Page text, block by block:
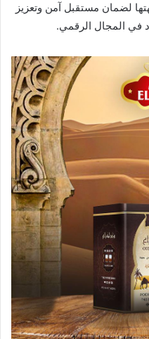
لضمان مستقبل آمن وتعزيز
في المجال الرقمي.